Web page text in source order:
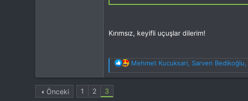
Kırımsız, keyifli uçuşlar dilerim!
T
e
p
Mehmet Kucuksari, Sarven Bedikoğlu,
Önceki 1 2 3